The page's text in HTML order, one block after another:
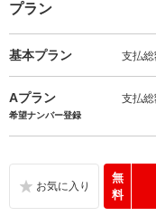
プラン
基本プラン 支払
Aプラン 支払
希望ナンバー登録
無
料